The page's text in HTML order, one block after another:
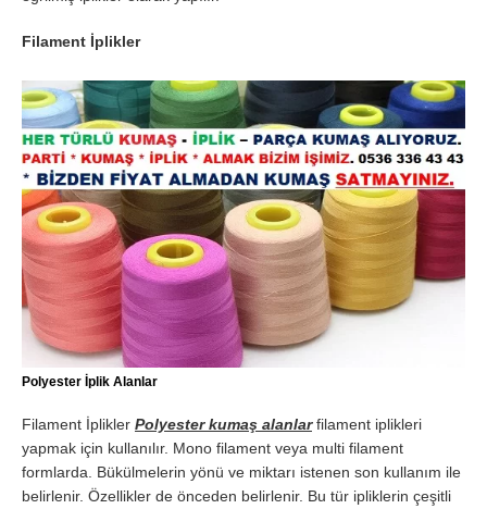
Filament İplikler
Polyester İplik Alanlar
Filament İplikler Polyester kumaş alanlarfilament iplikleri
yapmak için kullanılır. Mono filament veya multi filament
formlarda. Bükülmelerin yönü ve miktarı istenen son kullanım ile
belirlenir. Özellikler de önceden belirlenir. Bu tür ipliklerin çeşitli